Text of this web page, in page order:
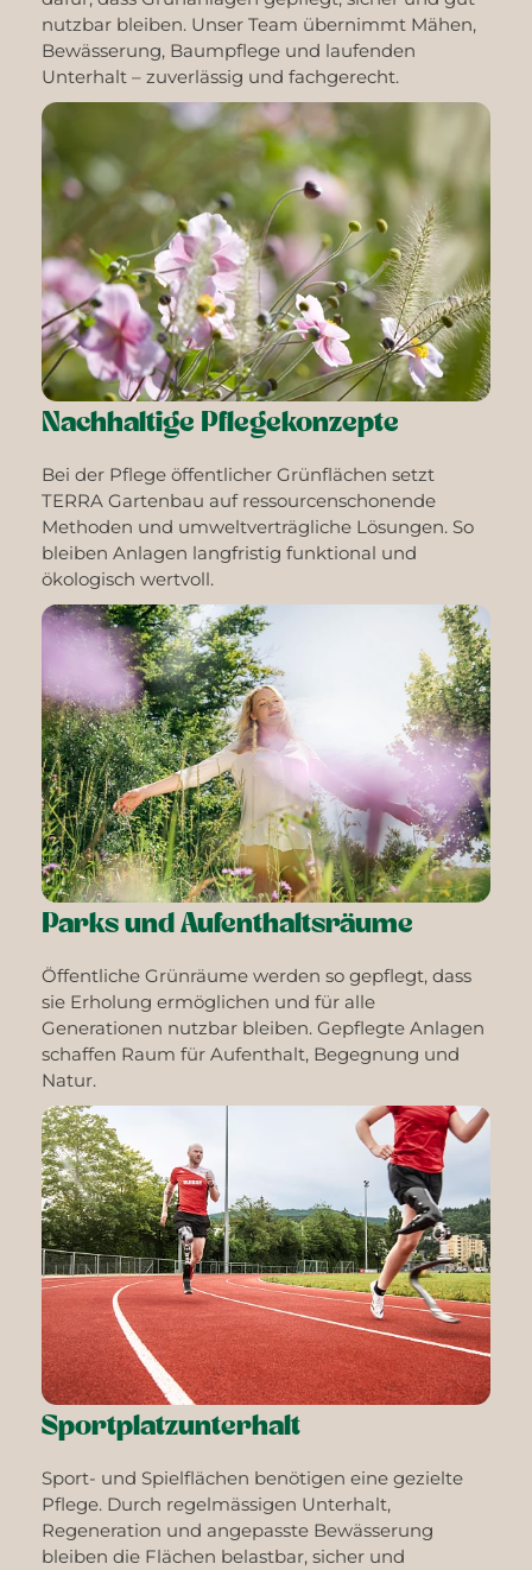
nutzbar bleiben. Unser Team übernimmt Mähen,
Bewässerung, Baumpflege und laufenden
Unterhalt – zuverlässig und fachgerecht.
Nachhaltige Pflegekonzepte
Bei der Pflege öffentlicher Grünflächen setzt
TERRA Gartenbau auf ressourcenschonende
Methoden und umweltverträgliche Lösungen. So
bleiben Anlagen langfristig funktional und
ökologisch wertvoll.
Parks und Aufenthaltsräume
Öffentliche Grünräume werden so gepflegt, dass
sie Erholung ermöglichen und für alle
Generationen nutzbar bleiben. Gepflegte Anlagen
schaffen Raum für Aufenthalt, Begegnung und
Natur.
Sportplatzunterhalt
Sport- und Spielflächen benötigen eine gezielte
Pflege. Durch regelmässigen Unterhalt,
Regeneration und angepasste Bewässerung
bleiben die Flächen belastbar, sicher und